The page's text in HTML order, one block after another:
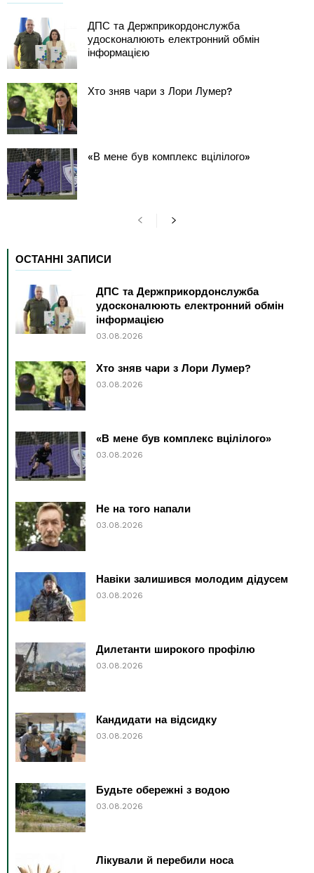
ДПС та Держприкордонслужба
удосконалюють електронний обмін
інформацією
Хто зняв чари з Лори Лумер?
«В мене був комплекс вцілілого»
ОСТАННІ ЗАПИСИ
ДПС та Держприкордонслужба
удосконалюють електронний обмін
інформацією
03.08.2026
Хто зняв чари з Лори Лумер?
03.08.2026
«В мене був комплекс вцілілого»
03.08.2026
Не на того напали
03.08.2026
Навіки залишився молодим дідусем
03.08.2026
Дилетанти широкого профілю
03.08.2026
Кандидати на відсидку
03.08.2026
Будьте обережні з водою
03.08.2026
Лікували й перебили носа